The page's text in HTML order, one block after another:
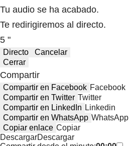
Tu audio se ha acabado.
Te redirigiremos al directo.
5 "
Directo
Cancelar
Cerrar
Compartir
Compartir en Facebook Facebook
Compartir en Twitter Twitter
Compartir en LinkedIn Linkedin
Compartir en WhatsApp WhatsApp
Copiar enlace Copiar
DescargarDescargar